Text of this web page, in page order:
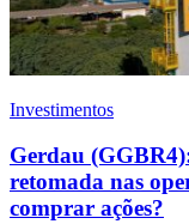
Investimentos
Gerdau
retomada nas
comprar ações?